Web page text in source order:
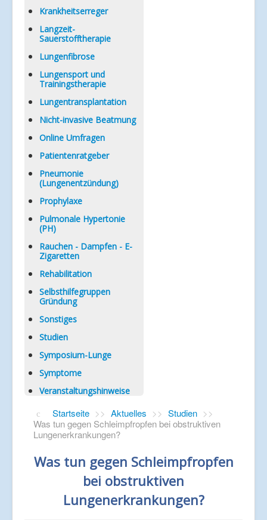
Krankheitserreger
Langzeit-
Sauerstofftherapie
Lungenfibrose
Lungensport und
Trainingstherapie
Lungentransplantation
Nicht-invasive Beatmung
Online Umfragen
Patientenratgeber
Pneumonie
(Lungenentzündung)
Prophylaxe
Pulmonale Hypertonie
(PH)
Rauchen - Dampfen - E-
Zigaretten
Rehabilitation
Selbsthilfegruppen
Gründung
Sonstiges
Studien
Symposium-Lunge
Symptome
Veranstaltungshinweise
Startseite >> Aktuelles >> Studien >>
Was tun gegen Schleimpfropfen bei obstruktiven
Lungenerkrankungen?
Was tun gegen Schleimpfropfen
bei obstruktiven
Lungenerkrankungen?